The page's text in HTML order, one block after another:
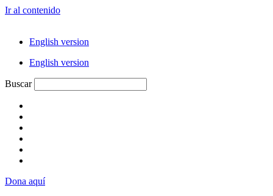
Ir al contenido
English version
English version
Buscar
Dona aquí